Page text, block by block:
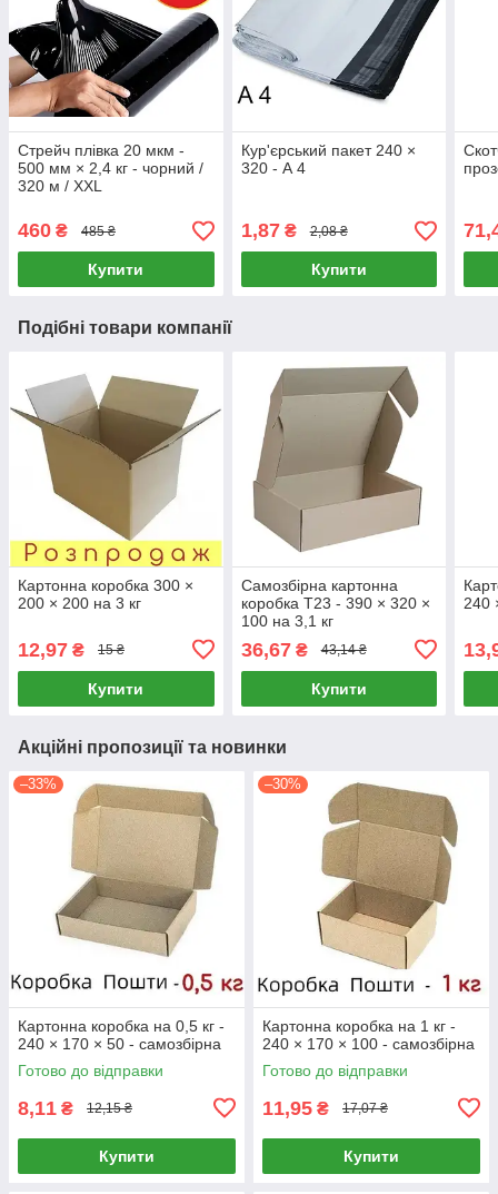
Стрейч плівка 20 мкм -
500 мм × 2,4 кг - чорний /
320 м / XXL
460 ₴ 485 ₴
Купити
Кур'єрський пакет 240 ×
320 - А 4
1,87₴ 2,08 ₴
Купити
Подібні товари компанії
Картонна коробка 300 ×
200 × 200 на 3 кг
12,97 ₴ 15 ₴
Купити
Самозбірна картонна
коробка Т23 - 390 × 320 ×
100 на 3,1 кг
36,67₴ 43,14 ₴
Купити
240
Акційні пропозиції та новинки
–33%
Картонна коробка на 0,5 кг -
240 × 170 × 50 - самозбірна
Готово до відправки
8,11 ₴ 12,15 ₴
Купити
–30%
Картонна коробка на 1 кг -
240 × 170 × 100 - самозбірна
Готово до відправки
11,95 ₴ 17,07 ₴
Купити